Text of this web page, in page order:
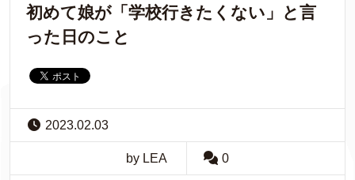
初めて娘が「学校行きたくない」と言
った日のこと
2023.02.03
by LEA 0